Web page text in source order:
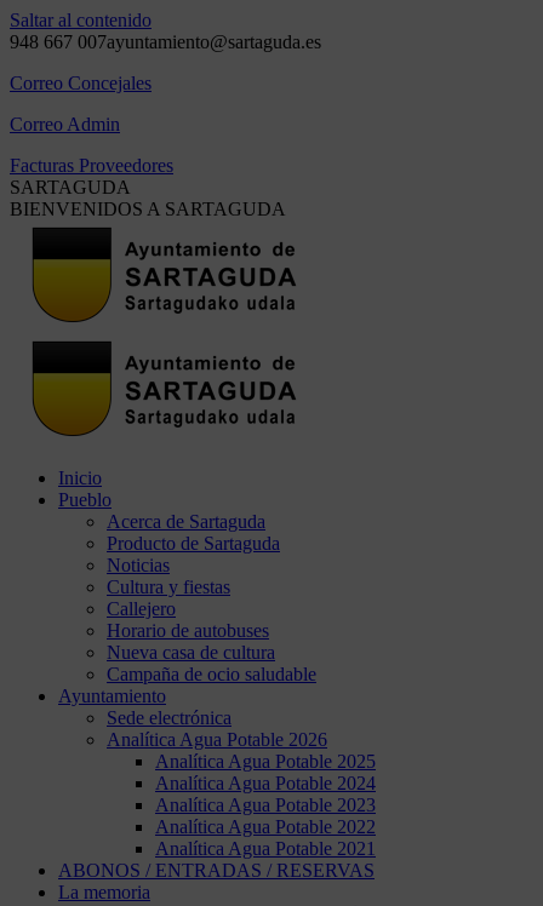
Saltar al contenido
948 667 007ayuntamiento@sartaguda.es
Correo Concejales
Correo Admin
Facturas Proveedores
SARTAGUDA
BIENVENIDOS A SARTAGUDA
Inicio
Pueblo
Acerca de Sartaguda
Producto de Sartaguda
Noticias
Cultura y fiestas
Callejero
Horario de autobuses
Nueva casa de cultura
Campaña de ocio saludable
Ayuntamiento
Sede electrónica
Analítica Agua Potable 2026
Analítica Agua Potable 2025
Analítica Agua Potable 2024
Analítica Agua Potable 2023
Analítica Agua Potable 2022
Analítica Agua Potable 2021
ABONOS / ENTRADAS / RESERVAS
La memoria